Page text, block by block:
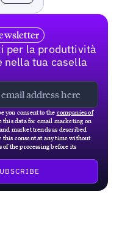
per la produttività
nella tua casella
you consent to the companies of
this data for email marketing on
market trends as described
this consent at any time without
the processing before its